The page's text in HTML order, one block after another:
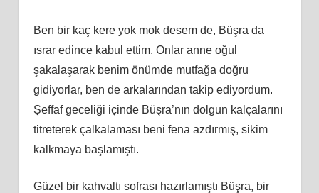
Ben bir kaç kere yok mok desem de, Büşra da
ısrar edince kabul ettim. Onlar anne oğul
şakalaşarak benim önümde mutfağa doğru
gidiyorlar, ben de arkalarından takip ediyordum.
Şeffaf geceliği içinde Büşra’nın dolgun kalçalarını
titreterek çalkalaması beni fena azdırmış, sikim
kalkmaya başlamıştı.
Güzel bir kahvaltı sofrası hazırlamıştı Büşra, bir